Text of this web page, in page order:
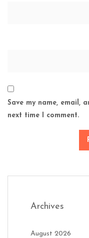
Save my name, email,
next time I comment.
Archives
August 2026